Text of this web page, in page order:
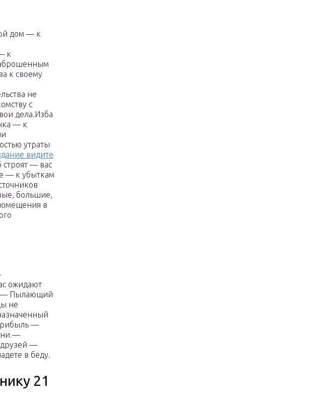
дом — к
к
к своему
не
с
дела.Изба
— к
утраты
видите
строят — вас
— к убыткам
большие,
в
ожидают
— Пылающий
не
—
—
друзей —
в беду.
21